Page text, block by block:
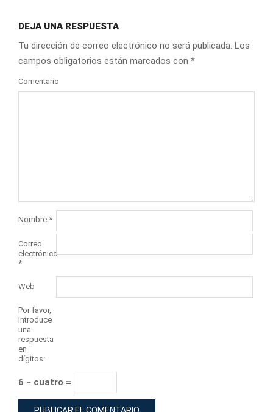
21
DEJA UNA RESPUESTA
Tu dirección de correo electrónico no será publicada. Los
campos obligatorios están marcados con *
Comentario
Nombre *
Correo
electrónico
*
Web
Por favor,
introduce
una
respuesta
en
dígitos:
6 − cuatro =